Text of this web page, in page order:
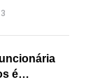
cidadania
3D é
é